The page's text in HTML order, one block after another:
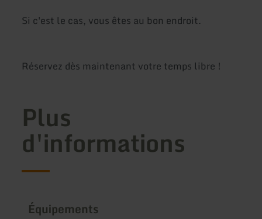
Si c'est le cas, vous êtes au bon endroit.
Réservez dès maintenant votre temps libre !
Plus
d'informations
Équipements